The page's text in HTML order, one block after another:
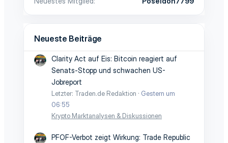
Neueste Beiträge
Clarity Act auf Eis: Bitcoin reagiert auf
Senats-Stopp und schwachen US-
Jobreport
Letzter: Traden.de Redaktion
Gestern um
06:55
Krypto Marktanalysen & Diskussionen
PFOF-Verbot zeigt Wirkung: Trade Republic